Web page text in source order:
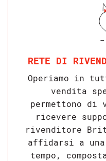
RETE DI
Operiamo in
vendita
permettono di
ricevere
rivenditore
affidarsi a
tempo,